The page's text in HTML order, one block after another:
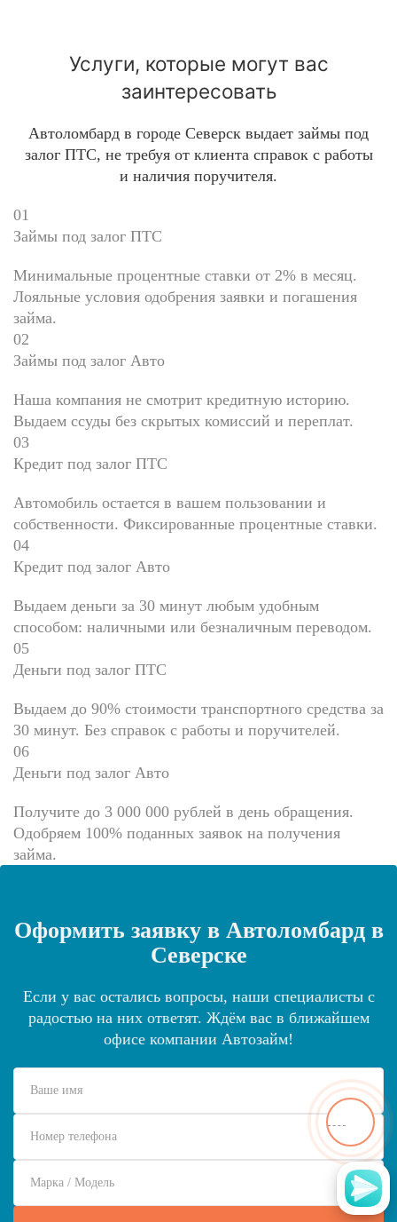
Услуги, которые могут вас
заинтересовать
Автоломбард в городе Северск выдает займы под
залог ПТС, не требуя от клиента справок с работы
и наличия поручителя.
01
Займы под залог ПТС
Минимальные процентные ставки от 2% в месяц.
Лояльные условия одобрения заявки и погашения
займа.
02
Займы под залог Авто
Наша компания не смотрит кредитную историю.
Выдаем ссуды без скрытых комиссий и переплат.
03
Кредит под залог ПТС
Автомобиль остается в вашем пользовании и
собственности. Фиксированные процентные ставки.
04
Кредит под залог Авто
Выдаем деньги за 30 минут любым удобным
способом: наличными или безналичным переводом.
05
Деньги под залог ПТС
Выдаем до 90% стоимости транспортного средства за
30 минут. Без справок с работы и поручителей.
06
Деньги под залог Авто
Получите до 3 000 000 рублей в день обращения.
Одобряем 100% поданных заявок на получения
займа.
Оформить заявку в Автоломбард в
Северске
Если у вас остались вопросы, наши специалисты с
радостью на них ответят. Ждём вас в ближайшем
офисе компании Автозайм!